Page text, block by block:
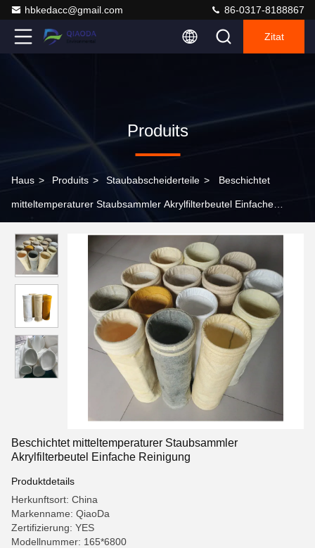
hbkedacc@gmail.com 86-0317-8188867
Zitat
Produits
Haus > Produits > Staubabscheiderteile > Beschichtet
mitteltemperaturer Staubsammler Akrylfilterbeutel Einfache
Beschichtet mitteltemperaturer Staubsammler
Akrylfilterbeutel Einfache Reinigung
Produktdetails
Herkunftsort: China
Markenname: QiaoDa
Zertifizierung: YES
Modellnummer: 165*6800